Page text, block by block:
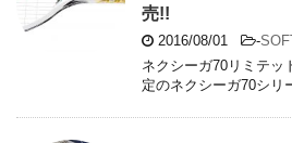
売!!
2016/08/01 -
ネクシーガ70リミテッ
定のネクシーガ70シリ